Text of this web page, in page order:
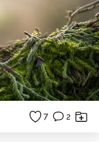
7 2